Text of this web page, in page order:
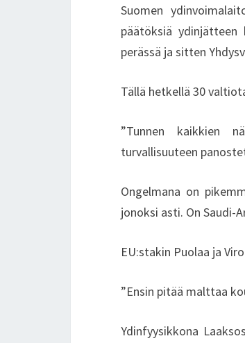
Suomen
päätöksiä
perässä ja sitten
Tällä hetkellä 30
”Tunnen kaikkien
turvallisuuteen
Ongelmana on
jonoksi asti. On Saudi-
EU:stakin Puolaa ja
”Ensin pitää malttaa
Ydinfyysikkona